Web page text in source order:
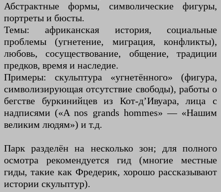
Абстрактные формы, символические фигуры,
портреты и бюсты.
Темы: африканская история, социальные
проблемы (угнетение, миграция, конфликты),
любовь, сосуществование, общение, традиции
предков, время и наследие.
Примеры: скульптура «угнетённого» (фигура,
символизирующая отсутствие свободы), работы о
бегстве буркинийцев из Кот-д’Ивуара, лица с
надписями («A nos grands hommes» — «Нашим
великим людям») и т.д.
Парк разделён на несколько зон; для полного
осмотра рекомендуется гид (многие местные
гиды, такие как Фредерик, хорошо рассказывают
истории скульптур).